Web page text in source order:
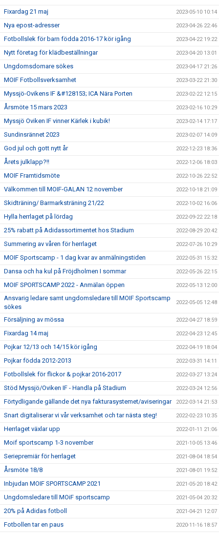
Fixardag 21 maj 2023-05-10 10:14
Nya epost-adresser 2023-04-26 22:46
Fotbollslek för barn födda 2016-17 kör igång 2023-04-22 19:22
Nytt företag för klädbeställningar 2023-04-20 13:01
Ungdomsdomare sökes 2023-04-17 21:26
MOIF Fotbollsverksamhet 2023-03-22 21:30
Myssjö-Ovikens IF &#128153; ICA Nära Porten 2023-02-22 12:15
Årsmöte 15 mars 2023 2023-02-16 10:29
Myssjö Oviken IF vinner Kärlek i kubik! 2023-02-14 17:17
Sundinsrännet 2023 2023-02-07 14:09
God jul och gott nytt år 2022-12-23 18:36
Årets julklapp?!! 2022-12-06 18:03
MOIF Framtidsmöte 2022-10-26 22:52
Välkommen till MOIF-GALAN 12 november 2022-10-18 21:09
Skidträning/ Barmarksträning 21/22 2022-10-02 16:06
Hylla herrlaget på lördag 2022-09-22 22:18
25% rabatt på Adidassortimentet hos Stadium 2022-08-29 20:42
Summering av våren för herrlaget 2022-07-26 10:29
MOIF Sportscamp - 1 dag kvar av anmälningstiden 2022-05-31 15:32
Dansa och ha kul på Fröjdholmen I sommar 2022-05-26 22:15
MOIF SPORTSCAMP 2022 - Anmälan öppen 2022-05-13 12:00
Ansvarig ledare samt ungdomsledare till MOIF Sportscamp
sökes
2022-05-05 12:48
Försäljning av mössa 2022-04-27 18:59
Fixardag 14 maj 2022-04-23 12:45
Pojkar 12/13 och 14/15 kör igång 2022-04-19 18:04
Pojkar födda 2012-2013 2022-03-31 14:11
Fotbollslek för flickor & pojkar 2016-2017 2022-03-27 13:24
Stöd Myssjö/Oviken IF - Handla på Stadium 2022-03-24 12:56
Förtydligande gällande det nya fakturasystemet/aviseringar 2022-03-14 21:53
Snart digitaliserar vi vår verksamhet och tar nästa steg! 2022-02-23 10:35
Herrlaget växlar upp 2022-01-11 21:06
Moif sportscamp 1-3 november 2021-10-05 13:46
Seriepremiär för herrlaget 2021-08-04 18:54
Årsmöte 18/8 2021-08-01 19:52
Inbjudan MOIF SPORTSCAMP 2021 2021-05-20 18:42
Ungdomsledare till MOiF sportscamp 2021-05-04 20:32
20% på Adidas fotboll 2021-04-21 12:07
Fotbollen tar en paus 2020-11-16 18:57